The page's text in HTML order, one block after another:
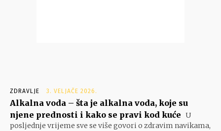
ZDRAVLJE 3. VELJAČE 2026.
Alkalna voda – šta je alkalna voda, koje su
njene prednosti i kako se pravi kod kuće U
posljednje vrijeme sve se više govori o zdravim navikama,